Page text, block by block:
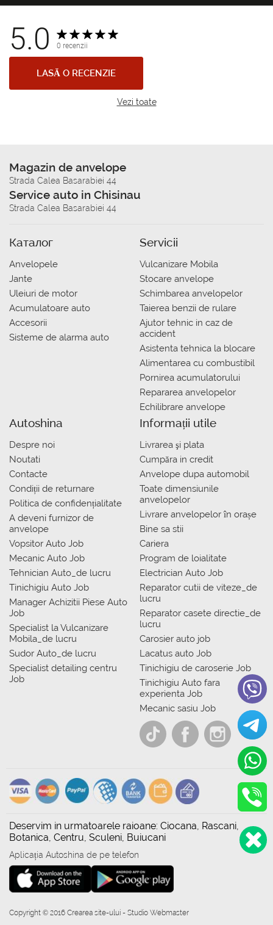
5.0 0 recenzii
LASĂ O RECENZIE
Vezi toate
Magazin de anvelope
Strada Calea Basarabiei 44
Service auto in Chisinau
Strada Calea Basarabiei 44
Каталог
Anvelopele
Jante
Uleiuri de motor
Acumulatoare auto
Accesorii
Sisteme de alarma auto
Servicii
Vulcanizare Mobila
Stocare anvelope
Schimbarea anvelopelor
Taierea benzii de rulare
Ajutor tehnic in caz de
accident
Asistenta tehnica la blocare
Alimentarea cu combustibil
Pornirea acumulatorului
Repararea anvelopelor
Echilibrare anvelope
Autoshina
Despre noi
Noutati
Contacte
Condiții de returnare
Politica de confidențialitate
A deveni furnizor de
anvelope
Vopsitor Auto Job
Mecanic Auto Job
Tehnician Auto_de lucru
Tinichigiu Auto Job
Manager Achizitii Piese Auto
Job
Specialist la Vulcanizare
Mobila_de lucru
Sudor Auto_de lucru
Specialist detailing centru
Job
Informații utile
Livrarea şi plata
Сumpăra in credit
Anvelope dupa automobil
Toate dimensiunile
anvelopelor
Livrare anvelopelor în orașe
Bine sa stii
Cariera
Program de loialitate
Electrician Auto Job
Reparator cutii de viteze_de
lucru
Reparator casete directie_de
lucru
Carosier auto job
Lacatus auto Job
Tinichigiu de caroserie Job
Tinichigiu Auto fara
experienta Job
Mecanic sasiu Job
Deservim in urmatoarele raioane: Ciocana, Rascani,
Botanica, Centru, Sculeni, Buiucani
Aplicația Autoshina de pe telefon
Copyright © 2016 Crearea site-ului - Studio Webmaster